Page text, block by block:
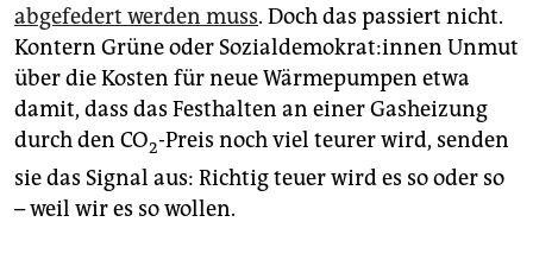
abgefedert werden muss. Doch das passiert nicht.
Kontern Grüne oder So­zi­al­de­mo­kra­t:in­nen Unmut
über die Kosten für neue Wärmepumpen etwa
damit, dass das Festhalten an einer Gasheizung
durch den CO2-Preis noch viel teurer wird, senden
sie das Signal aus: Richtig teuer wird es so oder so
– weil wir es so wollen.